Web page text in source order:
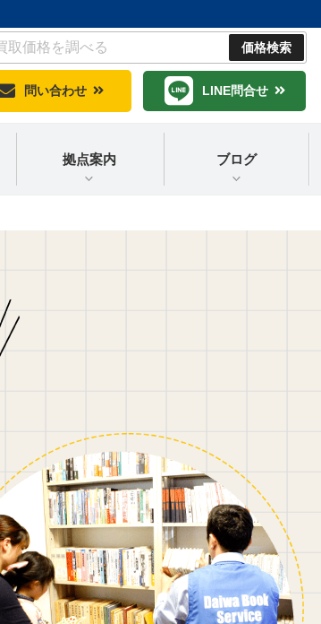
問い合わせ LINE問合せ
拠点案内 ブログ